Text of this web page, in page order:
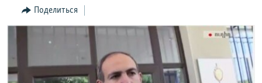
поискуНАГОРНЫЙ КАРАБАХ
АРХИВ
Поделиться